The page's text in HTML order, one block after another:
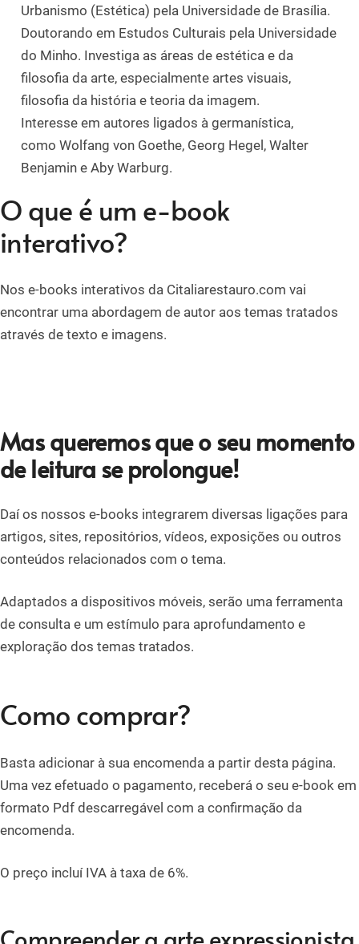
Urbanismo (Estética) pela Universidade de Brasília.
Doutorando em Estudos Culturais pela Universidade
do Minho. Investiga as áreas de estética e da
filosofia da arte, especialmente artes visuais,
filosofia da história e teoria da imagem.
Interesse em autores ligados à germanística,
como Wolfang von Goethe, Georg Hegel, Walter
Benjamin e Aby Warburg.
O que é um e-book
interativo?
Nos e-books interativos da Citaliarestauro.com vai
encontrar uma abordagem de autor aos temas tratados
através de texto e imagens.
Mas queremos que o seu momento
de leitura se prolongue!
Daí os nossos e-books integrarem diversas ligações para
artigos, sites, repositórios, vídeos, exposições ou outros
conteúdos relacionados com o tema.
Adaptados a dispositivos móveis, serão uma ferramenta
de consulta e um estímulo para aprofundamento e
exploração dos temas tratados.
Como comprar?
Basta adicionar à sua encomenda a partir desta página.
Uma vez efetuado o pagamento, receberá o seu e-book em
formato Pdf descarregável com a confirmação da
encomenda.
O preço incluí IVA à taxa de 6%.